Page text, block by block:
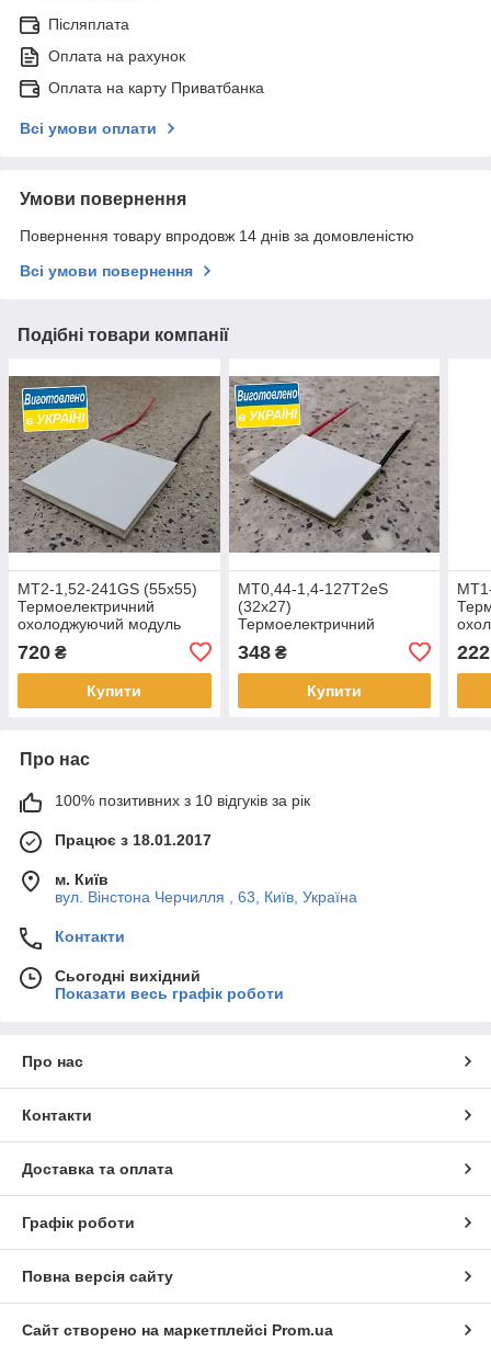
Післяплата
Оплата на рахунок
Оплата на карту Приватбанка
Всі умови оплати
Умови повернення
Повернення товару впродовж 14 днів за домовленістю
Всі умови повернення
Подібні товари компанії
MT2-1,52-241GS (55х55)
Термоелектричний
охолоджуючий модуль
720 ₴
Купити
MT0,44-1,4-127Т2еЅ
(32х27)
Термоелектричний
Пельтьє
348₴
Купити
222
Про нас
100% позитивних з 10 відгуків за рік
Працює з 18.01.2017
м. Київ
вул. Вінстона Черчилля , 63, Київ, Україна
Контакти
Сьогодні вихідний
Показати весь графік роботи
Про нас
Контакти
Доставка та оплата
Графік роботи
Повна версія сайту
Сайт створено на маркетплейсі Prom.ua